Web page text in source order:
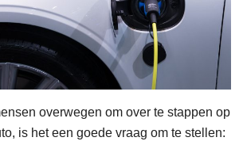
overwegen om over te stappen op
is het een goede vraag om te stellen: